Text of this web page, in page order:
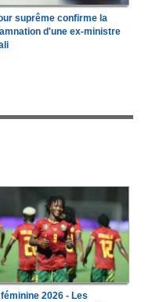
suprême confirme la
d'une ex-ministre
2026 - Les